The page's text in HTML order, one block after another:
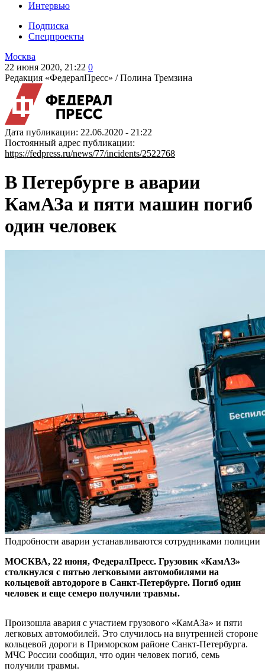
Интервью
Подписка
Спецпроекты
Москва
22 июня 2020, 21:22 0
Редакция «ФедералПресс» /Полина Тремзина
Дата публикации: 22.06.2020 - 21:22
Постоянный адрес публикации:
https://fedpress.ru/news/77/incidents/2522768
В Петербурге в аварии
КамАЗа и пяти машин погиб
один человек
Подробности аварии устанавливаются сотрудниками полиции
МОСКВА, 22 июня, ФедералПресс. Грузовик «КамАЗ»
столкнулся с пятью легковыми автомобилями на
кольцевой автодороге в Санкт-Петербурге. Погиб один
человек и еще семеро получили травмы.
Произошла авария с участием грузового «КамАЗа» и пяти
легковых автомобилей. Это случилось на внутренней стороне
кольцевой дороги в Приморском районе Санкт-Петербурга.
МЧС России сообщил, что один человек погиб, семь
получили травмы.